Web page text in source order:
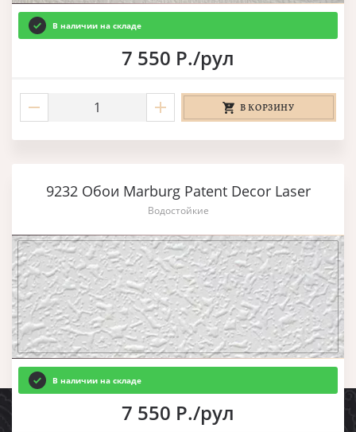
В наличии на складе
7 550 Р./рул
В КОРЗИНУ
9232 Обои Marburg Patent Decor Laser
Водостойкие
В наличии на складе
7 550 Р./рул